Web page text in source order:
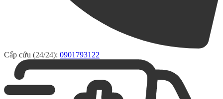
Cấp cứu (24/24): 0901793122